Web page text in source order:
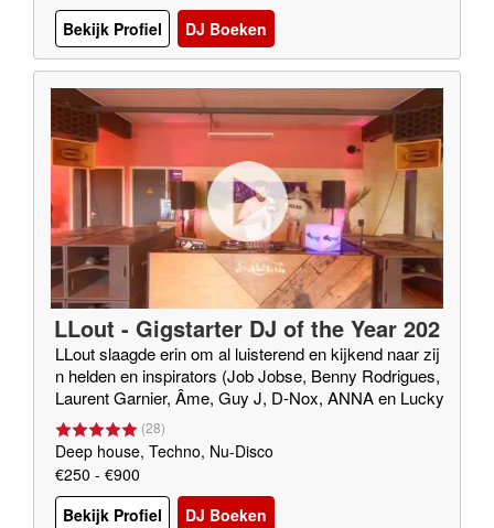
Bekijk Profiel
DJ Boeken
LLout - Gigstarter DJ of the Year 202
0
LLout slaagde erin om al luisterend en kijkend naar zij
n helden en inspirators (Job Jobse, Benny Rodrigues,
Laurent Garnier, Âme, Guy J, D-Nox, ANNA en Lucky
Done Gone (o.v.a.)) een eigen eclectische sound te be
lichamen. DUS: Elke klus durft ie aan!
(28)
Deep house, Techno, Nu-Disco
€250 - €900
Bekijk Profiel
DJ Boeken